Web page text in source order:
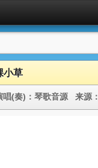
小草
唱(奏)： 琴歌音源 来源：